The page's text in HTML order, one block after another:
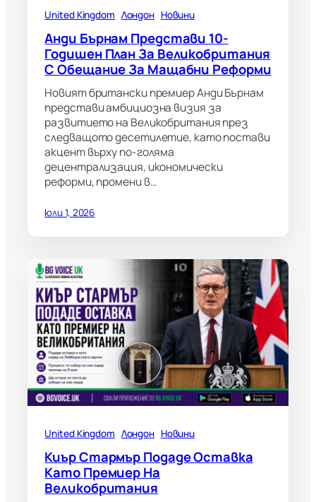
United Kingdom Лондон Новини
Анди Бърнам Представи 10-
Годишен План За Великобритания
С Обещание За Мащабни Реформи
Новият британски премиер Анди Бърнам
представи амбициозна визия за
развитието на Великобритания през
следващото десетилетие, като постави
акцент върху по-голяма
децентрализация, икономически
реформи, промени в…
юли 1, 2026
United Kingdom Лондон Новини
Киър Стармър Подаде Оставка
Като Премиер На
Великобритания